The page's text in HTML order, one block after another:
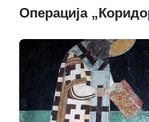
Операција